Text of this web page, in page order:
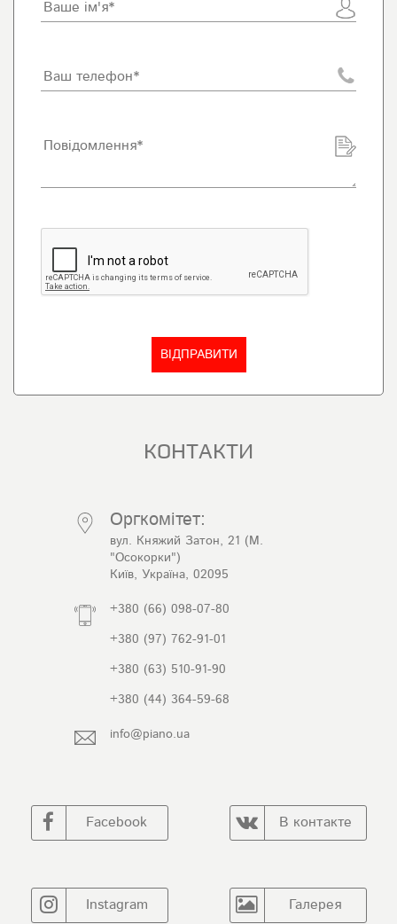
КОНТАКТИ
Оргкомітет:
вул. Княжий Затон, 21 (М.
"Осокорки")
Київ, Україна, 02095
+380 (66) 098-07-80
+380 (97) 762-91-01
+380 (63) 510-91-90
+380 (44) 364-59-68
info@piano.ua
Facebook В контакте
Instagram Галерея